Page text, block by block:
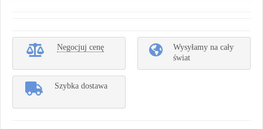
Negocjuj cenę
Wysyłamy na cały
świat
Szybka dostawa